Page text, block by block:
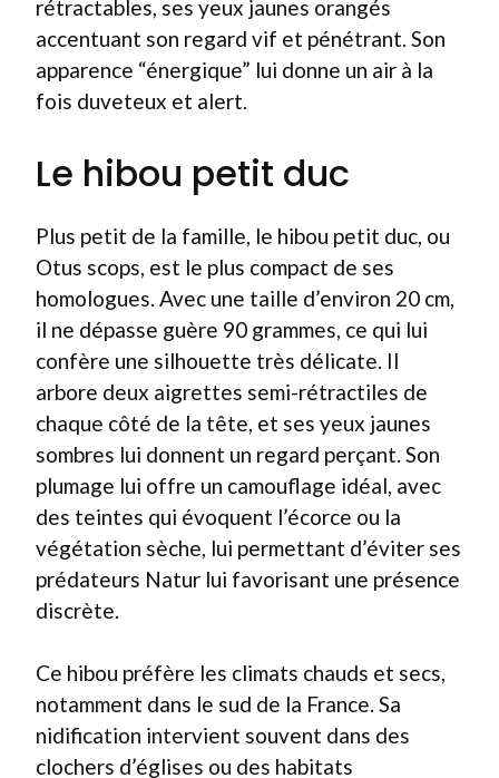
rétractables, ses yeux jaunes orangés
accentuant son regard vif et pénétrant. Son
apparence “énergique” lui donne un air à la
fois duveteux et alert.
Le hibou petit duc
Plus petit de la famille, le hibou petit duc, ou
Otus scops, est le plus compact de ses
homologues. Avec une taille d’environ 20 cm,
il ne dépasse guère 90 grammes, ce qui lui
confère une silhouette très délicate. Il
arbore deux aigrettes semi-rétractiles de
chaque côté de la tête, et ses yeux jaunes
sombres lui donnent un regard perçant. Son
plumage lui offre un camouflage idéal, avec
des teintes qui évoquent l’écorce ou la
végétation sèche, lui permettant d’éviter ses
prédateurs Natur lui favorisant une présence
discrète.
Ce hibou préfère les climats chauds et secs,
notamment dans le sud de la France. Sa
nidification intervient souvent dans des
clochers d’églises ou des habitats